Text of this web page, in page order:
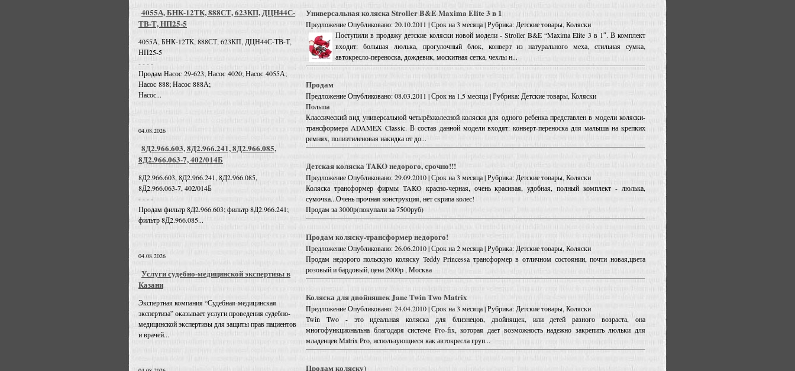
4055А, БНК-12ТК, 888СТ, 623КП, ДЦН44С-
ТВ-Т, НП25-5
4055А, БНК-12ТК, 888СТ, 623КП, ДЦН44С-ТВ-Т,
НП25-5
- - - -
Продам Насос 29-623; Насос 4020; Насос 4055А;
Насос 888; Насос 888А;
Насос...
04.08.2026
8Д2.966.603, 8Д2.966.241, 8Д2.966.085,
8Д2.966.063-7, 402/014Б
8Д2.966.603, 8Д2.966.241, 8Д2.966.085,
8Д2.966.063-7, 402/014Б
- - - -
Продам фильтр 8Д2.966.603; фильтр 8Д2.966.241;
фильтр 8Д2.966.085...
04.08.2026
Услуги судебно-медицинской экспертизы в
Казани
Экспертная компания “Судебная-медицинская
экспертиза” оказывает услуги проведения судебно-
медицинской экспертизы для защиты прав пациентов
и врачей...
Универсальная коляска Stroller B&E Maxima Elite 3 в 1
ПредложениеОпубликовано: 20.10.2011 | Срок на 3 месяца | Рубрика: Детские товары, Коляски
Поступили в продажу детские коляски новой модели - Stroller B&E “Maxima Elite 3 в 1″. В комплект
входит: большая люлька, прогулочный блок, конверт из натурального меха, стильная сумка,
автокресло-переноска, дождевик, москитная сетка, чехлы н...
Продам
ПредложениеОпубликовано: 08.03.2011 | Срок на 1,5 месяца | Рубрика: Детские товары, Коляски
Польша
Классический вид универсальной четырёхколесной коляски для одного ребенка представлен в модели коляски-
трансформера ADAMEX Classic. В состав данной модели входят: конверт-переноска для малыша на крепких
ремнях, полиэтиленовая накидка от до...
Детская коляска TAKO недорого, срочно!!!
ПредложениеОпубликовано: 29.09.2010 | Срок на 3 месяца | Рубрика: Детские товары, Коляски
Коляска трансформер фирмы TAKO красно-черная, очень красивая, удобная, полный комплект - люлька,
сумочка...Очень прочная конструкция, нет скрипа колес!
Продам за 3000р(покупали за 7500руб)
Продам коляску-трансформер недорого!
ПредложениеОпубликовано: 26.06.2010 | Срок на 2 месяца | Рубрика: Детские товары, Коляски
Продам недорого польскую коляску Teddy Princessa трансформер в отличном состоянии, почти новая,цвета
розовый и бардовый, цена 2000р , Москва
Коляска для двойняшек Jane Twin Two Matrix
ПредложениеОпубликовано: 24.04.2010 | Срок на 3 месяца | Рубрика: Детские товары, Коляски
Twin Two - это идеальная коляска для близнецов, двойнящек, или детей разного возраста, она
многофункциональна благодаря системе Pro-fix, которая дает возможность надежно закрепить люльки для
младенцев Matrix Pro, использующиеся как автокресла груп...
Продам коляску)